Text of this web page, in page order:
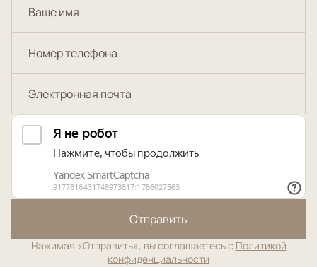
Отправить
Нажимая «Отправить», вы соглашаетесь с Политикой
конфиденциальности